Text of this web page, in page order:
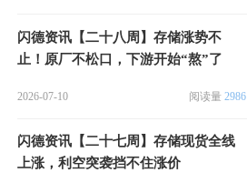
闪德资讯【二十八周】存储涨势不
止！原厂不松口，下游开始“熬”了
2026-07-10 阅读量 2986
闪德资讯【二十七周】存储现货全线
上涨，利空突袭挡不住涨价